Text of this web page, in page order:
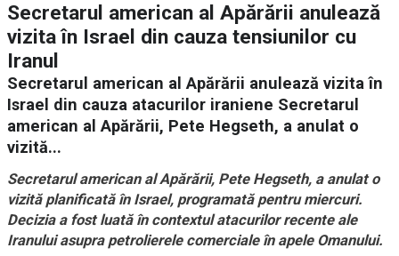
Secretarul american al Apărării anulează
vizita în Israel din cauza tensiunilor cu
Iranul
Secretarul american al Apărării anulează vizita în
Israel din cauza atacurilor iraniene Secretarul
american al Apărării, Pete Hegseth, a anulat o
vizită...
Secretarul american al Apărării, Pete Hegseth, a anulat o
vizită planificată în Israel, programată pentru miercuri.
Decizia a fost luată în contextul atacurilor recente ale
Iranului asupra petrolierele comerciale în apele Omanului.